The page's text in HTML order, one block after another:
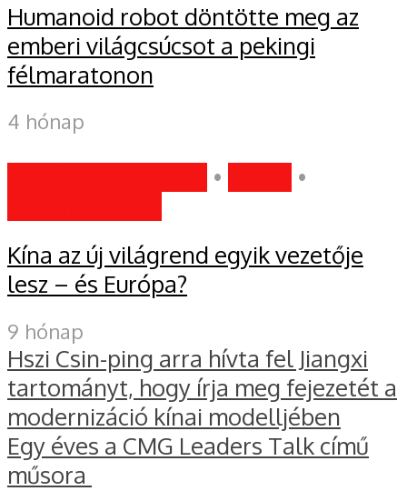
Humanoid robot döntötte meg az
emberi világcsúcsot a pekingi
félmaratonon
4 hónap
•
•
Kína az új világrend egyik vezetője
lesz – és Európa?
9 hónap
Hszi Csin-ping arra hívta fel Jiangxi
tartományt, hogy írja meg fejezetét a
modernizáció kínai modelljében
Egy éves a CMG Leaders Talk című
műsora